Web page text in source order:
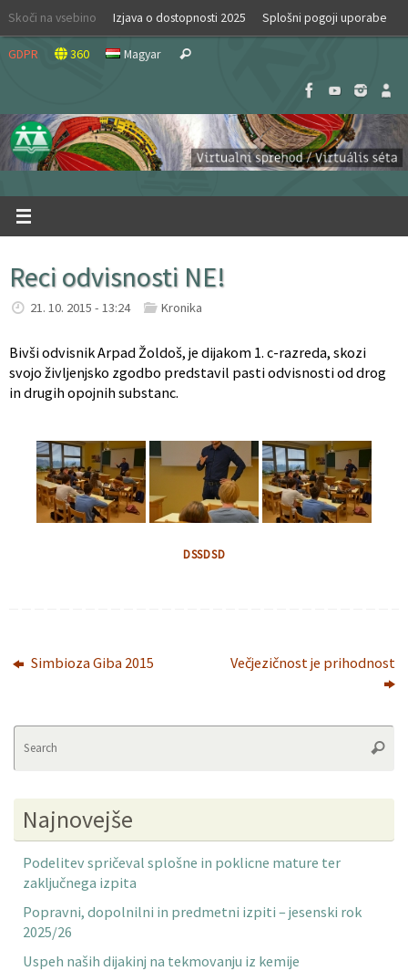
Skip
content
Skoči na vsebino Izjava o dostopnosti 2025 Splošni pogoji uporabe
GDPR 360 Magyar Search
Reci odvisnosti NE!
21. 10. 2015 - 13:24 Kronika
Bivši odvisnik Arpad Žoldoš, je dijakom 1. c-razreda, skozi
svojo življenjsko zgodbo predstavil pasti odvisnosti od drog
in drugih opojnih substanc.
DSSDSD
Simbioza Giba 2015 Večjezičnost je prihodnost
Najnovejše
Podelitev spričeval splošne in poklicne mature ter
zaključnega izpita
Popravni, dopolnilni in predmetni izpiti – jesenski rok
2025/26
Uspeh naših dijakinj na tekmovanju iz kemije